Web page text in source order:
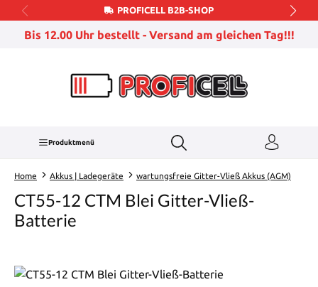
Zum Hauptinhalt springenPROFICELL B2B-SHOP
Bis 12.00 Uhr bestellt - Versand am gleichen Tag!!!
Produktmenü
Home Akkus | Ladegeräte wartungsfreie Gitter-Vließ Akkus (AGM)
CT55-12 CTM Blei Gitter-Vließ-
Batterie